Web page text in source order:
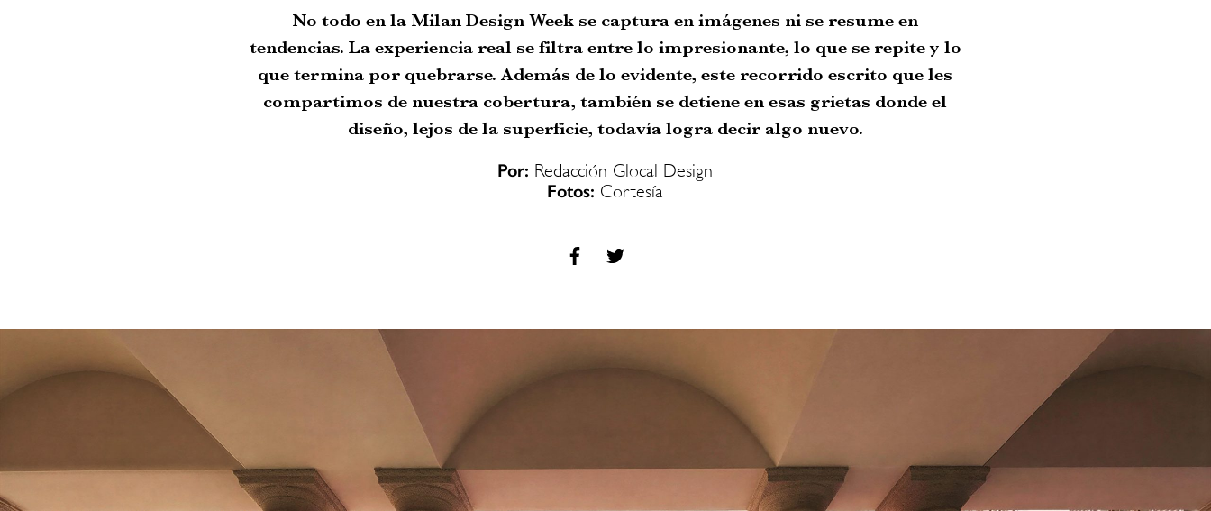
No todo en la Milan Design Week se captura en imágenes ni se resume en
tendencias. La experiencia real se filtra entre lo impresionante, lo que se repite y lo
que termina por quebrarse. Además de lo evidente, este recorrido escrito que les
compartimos de nuestra cobertura, también se detiene en esas grietas donde el
diseño, lejos de la superficie, todavía logra decir algo nuevo.
Por: Redacción Glocal Design
Fotos: Cortesía